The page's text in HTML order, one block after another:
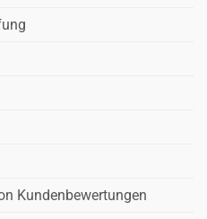
Kundenbewertungen